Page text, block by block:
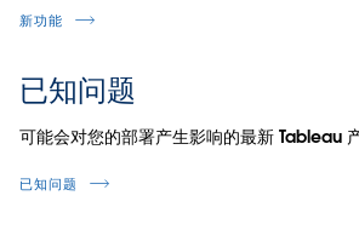
新功能
已知问题
可能会对您的部署产生影响的最新 Tableau
已知问题